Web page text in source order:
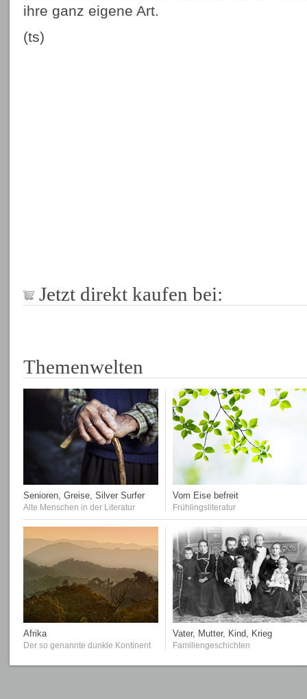
ihre ganz eigene Art.
(ts)
Jetzt direkt kaufen bei:
Themenwelten
Senioren, Greise, Silver Surfer
Alte Menschen in der Literatur
Vom Eise befreit
Frühlingsliteratur
Afrika
Der so genannte dunkle Kontinent
Vater, Mutter, Kind, Krieg
Familiengeschichten